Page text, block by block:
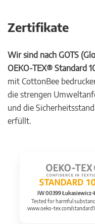
Zertifikate
Wir sind nach GOTS
OEKO-TEX® Standard
mit CottonBee
die strengen
und die
erfüllt.
IW 00399 Łukasiewicz-
Tested for harmful
www.oeko-tex.com/